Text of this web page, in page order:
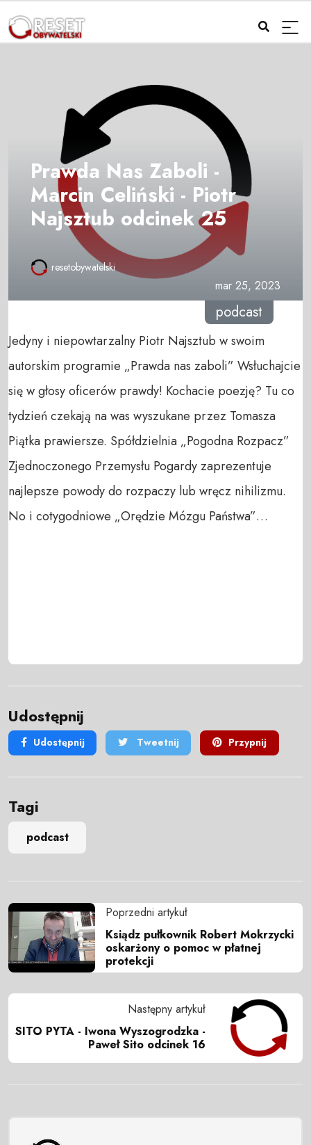
Prawda Nas Zaboli -
Marcin Celiński - Piotr
Najsztub odcinek 25
resetobywatelski
mar 25, 2023
podcast
Jedyny i niepowtarzalny Piotr Najsztub w swoim
autorskim programie „Prawda nas zaboli” Wsłuchajcie
się w głosy oficerów prawdy! Kochacie poezję? Tu co
tydzień czekają na was wyszukane przez Tomasza
Piątka prawiersze. Spółdzielnia „Pogodna Rozpacz”
Zjednoczonego Przemysłu Pogardy zaprezentuje
najlepsze powody do rozpaczy lub wręcz nihilizmu.
No i cotygodniowe „Orędzie Mózgu Państwa”…
Udostępnij
Udostępnij Tweetnij Przypnij
Tagi
podcast
Poprzedni artykuł
Ksiądz pułkownik Robert Mokrzycki
oskarżony o pomoc w płatnej
protekcji
Następny artykuł
SITO PYTA - Iwona Wyszogrodzka -
Paweł Sito odcinek 16